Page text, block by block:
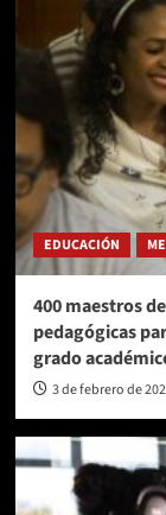
EDUCACIÓN
400 maestros
pedagógicas
grado
3 de febrero de